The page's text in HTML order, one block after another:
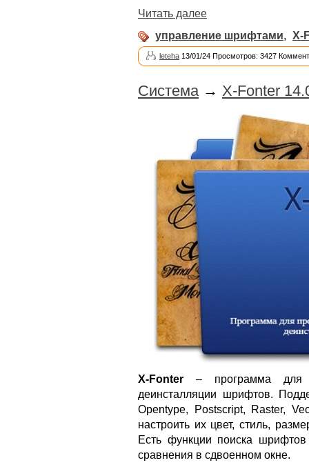
Читать далее
управление шрифтами, X-
leteha 13/01/24 Просмотров: 3427
Система → X-Fonter
X-Fonter – программа для
деинсталляции шрифтов.
Opentype, Postscript, Raster,
настроить их цвет, стиль,
Есть функции поиска
сравнения в сдвоенном окне.